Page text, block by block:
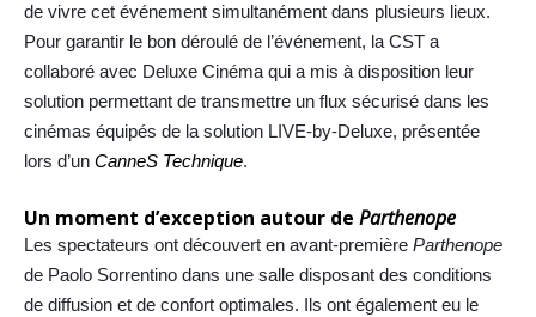
de vivre cet événement simultanément dans plusieurs lieux.
Pour garantir le bon déroulé de l’événement, la CST a
collaboré avec Deluxe Cinéma qui a mis à disposition leur
solution permettant de transmettre un flux sécurisé dans les
cinémas équipés de la solution LIVE-by-Deluxe, présentée
lors d’un CanneS Technique.
Un moment d’exception autour de Parthenope
Les spectateurs ont découvert en avant-première Parthenope
de Paolo Sorrentino dans une salle disposant des conditions
de diffusion et de confort optimales. Ils ont également eu le